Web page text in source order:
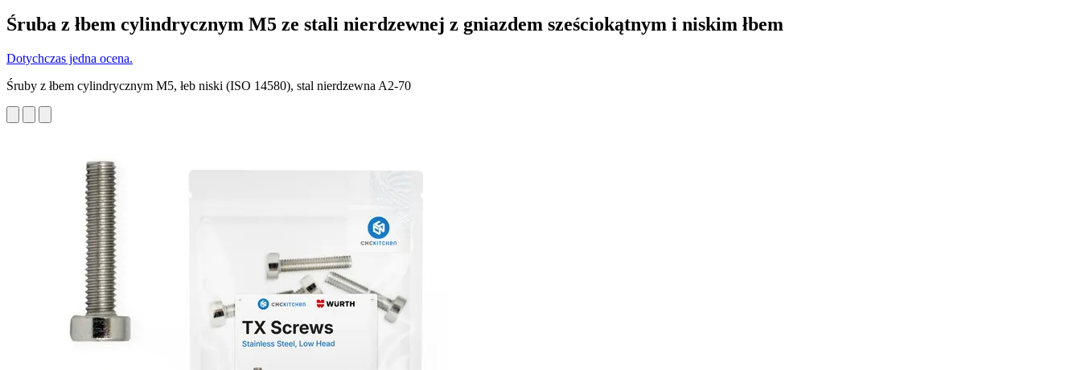
Śruba z łbem cylindrycznym M5 ze stali nierdzewnej z gniazdem sześciokątnym i niskim łbem
Dotychczas jedna ocena.
Śruby z łbem cylindrycznym M5, łeb niski (ISO 14580), stal nierdzewna A2-70